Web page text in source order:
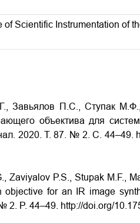
Scientific Instrumentation of
Завьялов П.С., Ступак
объектива для
2020. Т. 87. № 2. С. 44–49.
Zaviyalov P.S., Stupak M.F.,
objective for an IR image
2. P. 44–49. http://doi.org/